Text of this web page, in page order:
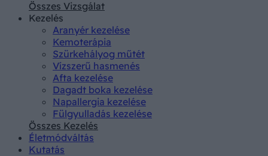
Összes Vizsgálat
Kezelés
Aranyér kezelése
Kemoterápia
Szürkehályog műtét
Vízszerű hasmenés
Afta kezelése
Dagadt boka kezelése
Napallergia kezelése
Fülgyulladás kezelése
Összes Kezelés
Életmódváltás
Kutatás